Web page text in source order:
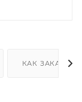
КАК ЗАКАЗАТЬ